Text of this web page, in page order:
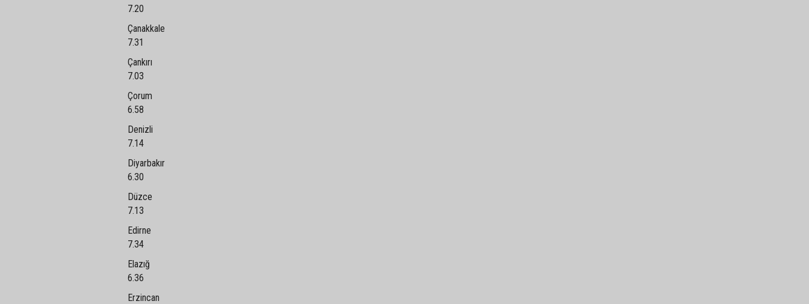
7.20
Çanakkale
7.31
Çankırı
7.03
Çorum
6.58
Denizli
7.14
Diyarbakır
6.30
Düzce
7.13
Edirne
7.34
Elazığ
6.36
Erzincan